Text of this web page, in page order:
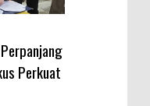
Perkuat